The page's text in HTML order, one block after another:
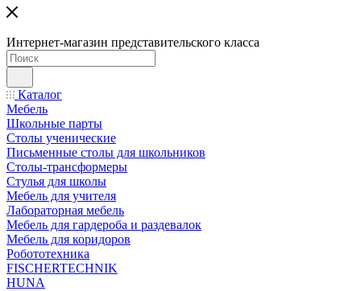
Интернет-магазин представительского класса
Каталог
Мебель
Школьные парты
Столы ученические
Письменные столы для школьников
Столы-трансформеры
Стулья для школы
Мебель для учителя
Лабораторная мебель
Мебель для гардероба и раздевалок
Мебель для коридоров
Робототехника
FISCHERTECHNIK
HUNA